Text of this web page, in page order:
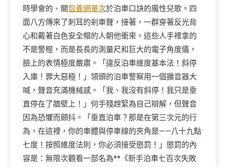
時學會的、關包養網單次於泊車口訣的魔性兒歌。四
面八方傳來了刺耳的剎車聲，接著，一群穿著反光背
心和戴著白色安全帽的人朝他衝來。這些人手裡拿的
不是警棍，而是長長的測量尺和巨大的電子角度儀，
臉上的表情極度嚴肅。「違反泊車維度基本法！斜停
入庫！罪大惡極！」領頭的泊車警察用一個擴音器大
喊，聲音充滿機械感。「我、我沒有斜停！我只是垂
直停在了牆壁上！」何手殘趕緊為自己辯解，但聲音
因為恐懼而顫抖。「垂直泊車？那是在第三次元的行
為，在這裡，你的車體與停車線的夾角是——八十九點
七度！按照維度法則，你必須接受懲罰！」懲罰的內
容是：無限次觀看一部名為**《新手泊車七百次失敗